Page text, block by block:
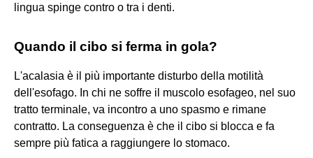
lingua spinge contro o tra i denti.
Quando il cibo si ferma in gola?
L'acalasia è il più importante disturbo della motilità
dell'esofago. In chi ne soffre il muscolo esofageo, nel suo
tratto terminale, va incontro a uno spasmo e rimane
contratto. La conseguenza è che il cibo si blocca e fa
sempre più fatica a raggiungere lo stomaco.